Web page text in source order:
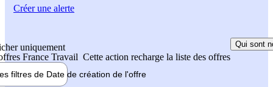
uniquement
France Travail Cette action recharge la liste des offres
Qui sont
filtres de Date de création de l'offre
Créer une alerte